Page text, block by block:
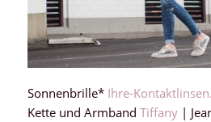
Sonnenbrille* Ihre-
Kette und Armband Tiffany |